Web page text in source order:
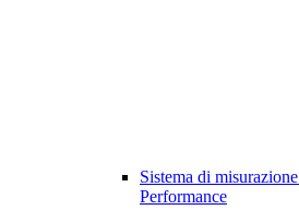
Sistema di
Performance